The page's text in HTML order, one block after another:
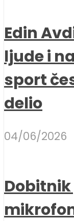
Edin
ljude i
sport
delio
04/06/2026